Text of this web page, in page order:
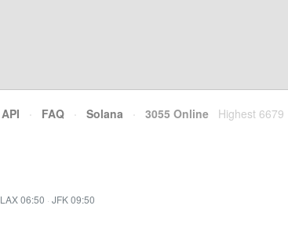
API · FAQ · Solana · 3055 Online Highest 6679
LAX 06:50 · JFK 09:50